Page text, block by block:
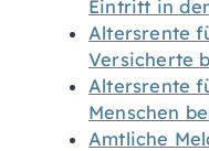
Eintritt in
Altersrente
Versicherte
Altersrente
Menschen
Amtliche